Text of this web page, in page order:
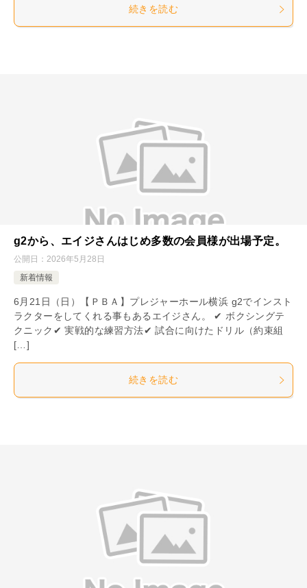
続きを読む
g2から、エイジさんはじめ多数の会員様が出場予定。
公開日： 2026年5月28日
新着情報
6月21日（日）【ＰＢＡ】プレジャーホール横浜 g2でインスト
ラクターをしてくれる事もあるエイジさん。 ✔ ボクシングテ
クニック✔ 実戦的な練習方法✔ 試合に向けたドリル（約束組
[…]
続きを読む